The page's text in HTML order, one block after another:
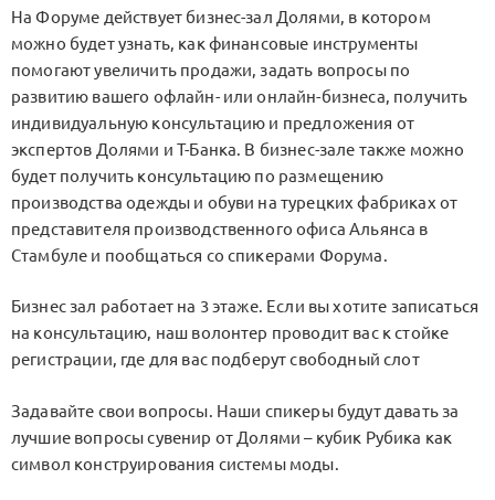
На Форуме действует бизнес-зал Долями, в котором
можно будет узнать, как финансовые инструменты
помогают увеличить продажи, задать вопросы по
развитию вашего офлайн- или онлайн-бизнеса, получить
индивидуальную консультацию и предложения от
экспертов Долями и Т-Банка. В бизнес-зале также можно
будет получить консультацию по размещению
производства одежды и обуви на турецких фабриках от
представителя производственного офиса Альянса в
Стамбуле и пообщаться со спикерами Форума.
Бизнес зал работает на 3 этаже. Если вы хотите записаться
на консультацию, наш волонтер проводит вас к стойке
регистрации, где для вас подберут свободный слот
Задавайте свои вопросы. Наши спикеры будут давать за
лучшие вопросы сувенир от Долями – кубик Рубика как
символ конструирования системы моды.